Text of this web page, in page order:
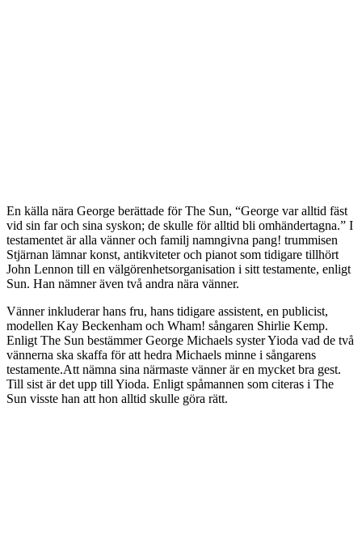
En källa nära George berättade för The Sun, “George var alltid fäst
vid sin far och sina syskon; de skulle för alltid bli omhändertagna.” I
testamentet är alla vänner och familj namngivna pang! trummisen
Stjärnan lämnar konst, antikviteter och pianot som tidigare tillhört
John Lennon till en välgörenhetsorganisation i sitt testamente, enligt
Sun. Han nämner även två andra nära vänner.
Vänner inkluderar hans fru, hans tidigare assistent, en publicist,
modellen Kay Beckenham och Wham! sångaren Shirlie Kemp.
Enligt The Sun bestämmer George Michaels syster Yioda vad de två
vännerna ska skaffa för att hedra Michaels minne i sångarens
testamente.Att nämna sina närmaste vänner är en mycket bra gest.
Till sist är det upp till Yioda. Enligt spåmannen som citeras i The
Sun visste han att hon alltid skulle göra rätt.